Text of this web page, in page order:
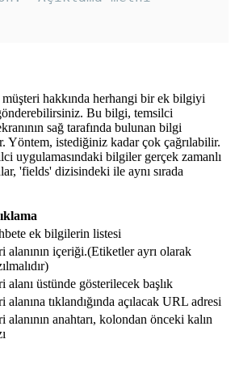
hakkında herhangi bir ek bilgiyi
Bu bilgi, temsilci
sağ tarafında bulunan bilgi
Yöntem, istediğiniz kadar çok çağrılabilir.
uygulamasındaki bilgiler gerçek zamanlı
'fields' dizisindeki ile aynı sırada
ek bilgilerin listesi
alanının içeriği.(Etiketler ayrı olarak
alanı üstünde gösterilecek başlık
alanına tıklandığında açılacak URL adresi
alanının anahtarı, kolondan önceki kalın